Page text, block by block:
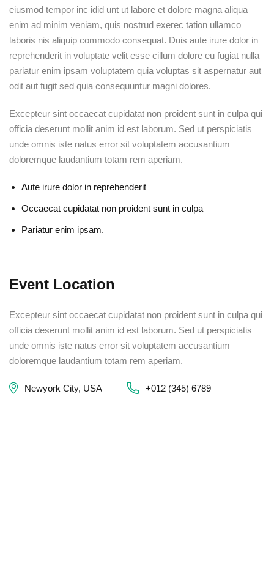
eiusmod tempor inc idid unt ut labore et dolore magna aliqua
enim ad minim veniam, quis nostrud exerec tation ullamco
laboris nis aliquip commodo consequat. Duis aute irure dolor in
reprehenderit in voluptate velit esse cillum dolore eu fugiat nulla
pariatur enim ipsam voluptatem quia voluptas sit aspernatur aut
odit aut fugit sed quia consequuntur magni dolores.
Excepteur sint occaecat cupidatat non proident sunt in culpa qui
officia deserunt mollit anim id est laborum. Sed ut perspiciatis
unde omnis iste natus error sit voluptatem accusantium
doloremque laudantium totam rem aperiam.
Aute irure dolor in reprehenderit
Occaecat cupidatat non proident sunt in culpa
Pariatur enim ipsam.
Event Location
Excepteur sint occaecat cupidatat non proident sunt in culpa qui
officia deserunt mollit anim id est laborum. Sed ut perspiciatis
unde omnis iste natus error sit voluptatem accusantium
doloremque laudantium totam rem aperiam.
Newyork City, USA +012 (345) 6789